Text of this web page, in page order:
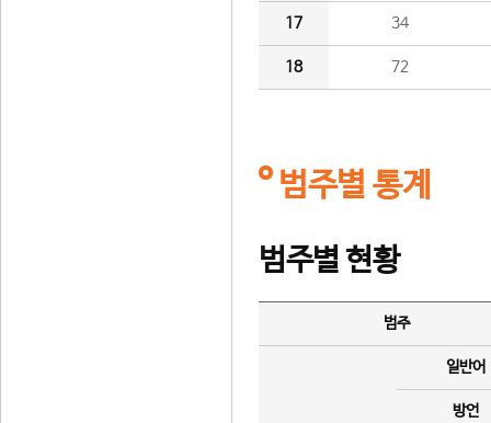
17 34
18 72
범주별 통계
범주별 현황
범주
일반어
방언